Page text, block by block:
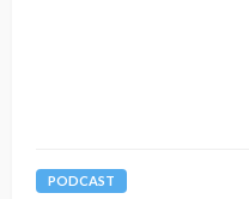
PODCAST